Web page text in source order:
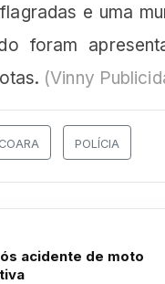
e uma
foram
(Vinny
POLÍCIA
acidente de moto